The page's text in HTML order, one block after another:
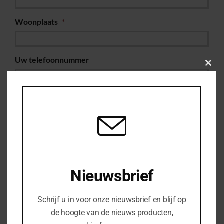
Woonplaats *
Uw telefoonnummer
Uw vraag of opmerking
Nieuwsbrief
Schrijf u in voor onze nieuwsbrief en blijf op
de hoogte van de nieuws producten,